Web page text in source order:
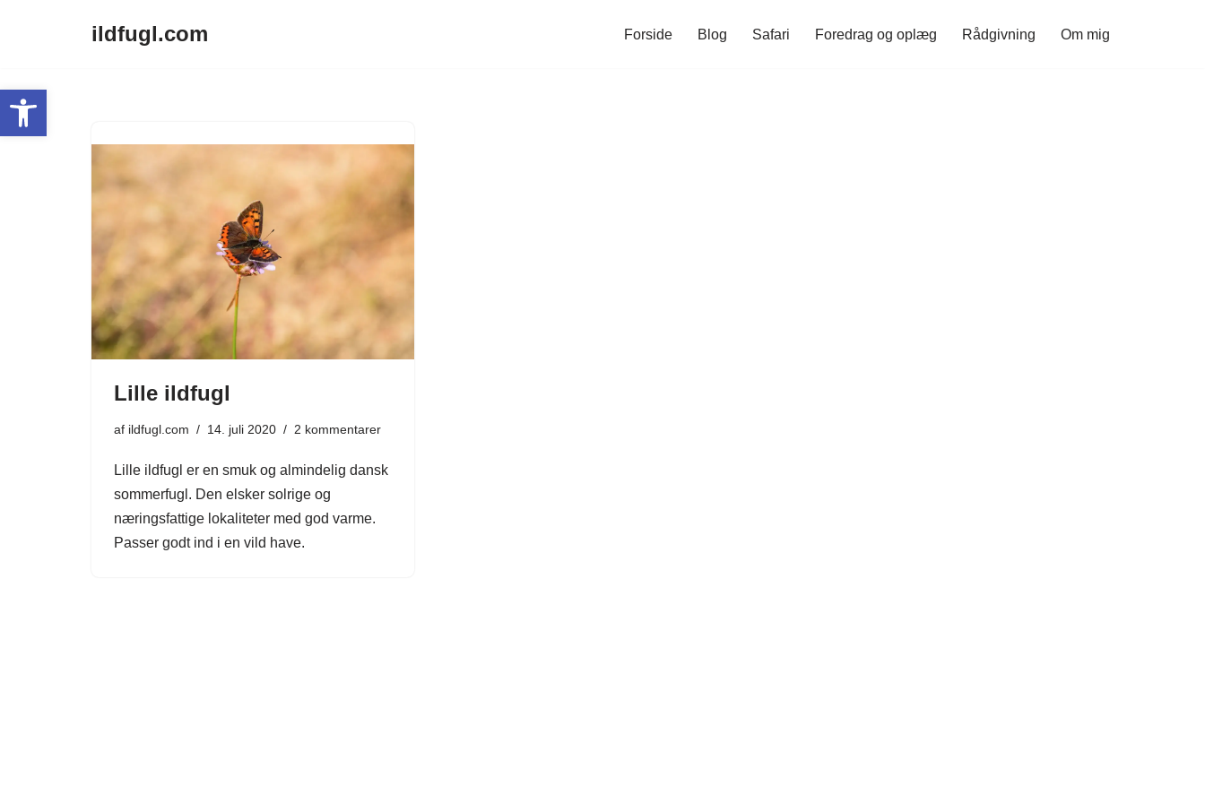
indhold
ildfugl.com Forside Blog Safari Foredrag og oplæg Rådgivning Om mig
Lille ildfugl
af ildfugl.com 14. juli 2020 2 kommentarer
Lille ildfugl er en smuk og almindelig dansk
sommerfugl. Den elsker solrige og
næringsfattige lokaliteter med god varme.
Passer godt ind i en vild have.
Open toolbar